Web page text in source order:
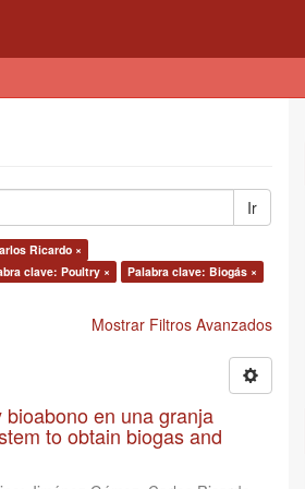
Ir
Ricardo ×
clave: Poultry ×
Palabra clave: Biogás ×
Mostrar Filtros Avanzados
en una granja
to obtain biogas and